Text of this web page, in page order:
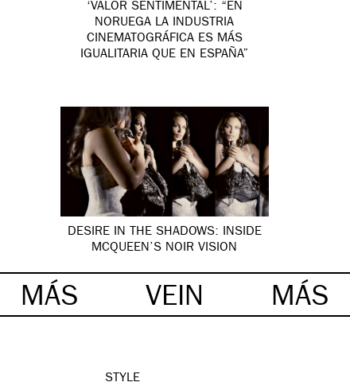
‘VALOR SENTIMENTAL’: “EN
NORUEGA LA INDUSTRIA
CINEMATOGRÁFICA ES MÁS
IGUALITARIA QUE EN ESPAÑA”
DESIRE IN THE SHADOWS: INSIDE
MCQUEEN’S NOIR VISION
MÁS VEIN MÁS
STYLE